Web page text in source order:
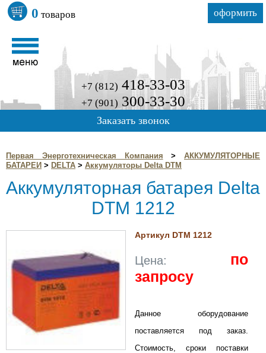
0 товаров оформить
+7 (812) 418-33-03
+7 (901) 300-33-30
Заказать звонок
Первая Энерготехническая Компания > АККУМУЛЯТОРНЫЕ
БАТАРЕИ > DELTA > Аккумуляторы Delta DTM
Аккумуляторная батарея Delta
DTM 1212
Артикул DTM 1212
Цена: по
запросу
Данное оборудование
поставляется под заказ.
Стоимость, сроки поставки